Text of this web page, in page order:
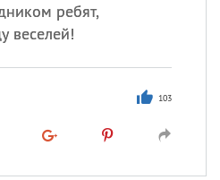
ребят,
веселей!
103